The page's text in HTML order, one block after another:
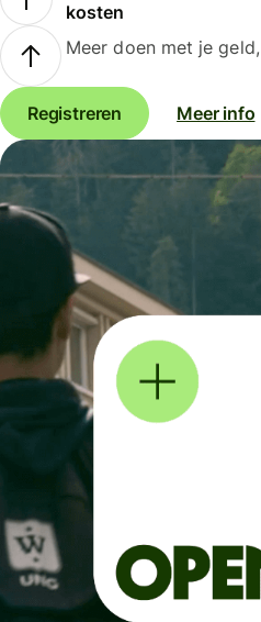
kosten
Meer doen met je
Registreren Meer info